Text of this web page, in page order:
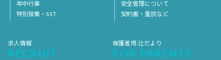
年中行事
特別授業・SST
安全管理について
契約書・重説など
求人情報
RECRUIT
保護者用 辻だより
FOR PARENTS